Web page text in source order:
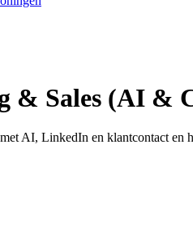
& Sales (AI &
AI, LinkedIn en klantcontact en